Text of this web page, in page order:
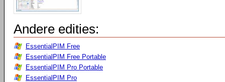
Andere edities:
EssentialPIM Free
EssentialPIM Free Portable
EssentialPIM Pro Portable
EssentialPIM Pro